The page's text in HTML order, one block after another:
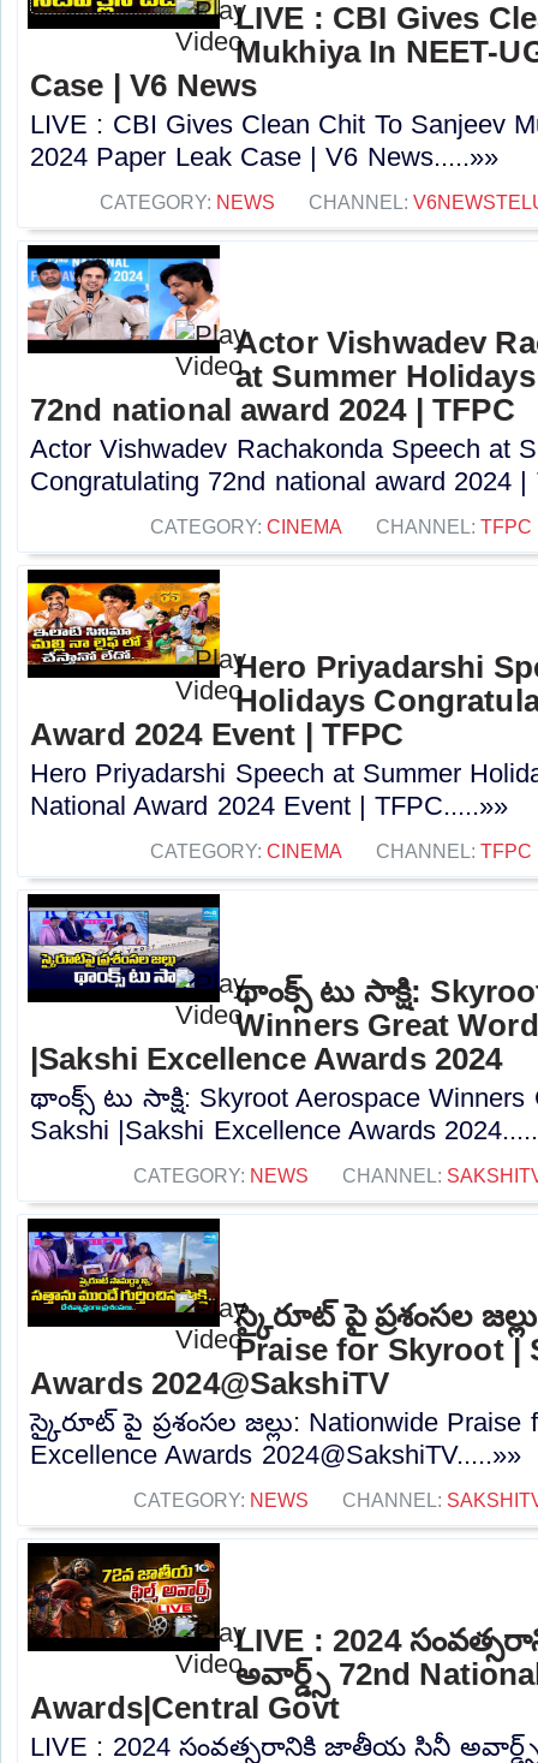
LIVE : CBI Gives
Mukhiya In NEET-
Case | V6 News
LIVE : CBI Gives Clean Chit To Sanjeev
2024 Paper Leak Case | V6 News.....»»
CATEGORY: NEWS CHANNEL:
Actor Vishwadev
at Summer
72nd national award 2024 | TFPC
Actor Vishwadev Rachakonda Speech at
Congratulating 72nd national award 2024 |
CATEGORY: CINEMA CHANNEL: TFPC
Hero Priyadarshi
Holidays
Award 2024 Event | TFPC
Hero Priyadarshi Speech at Summer
National Award 2024 Event | TFPC.....»»
CATEGORY: CINEMA CHANNEL: TFPC
థాంక్స్ టు సాక్షి:
Winners Great
|Sakshi Excellence Awards 2024
థాంక్స్ టు సాక్షి: Skyroot Aerospace Winners
Sakshi |Sakshi Excellence Awards
CATEGORY: NEWS CHANNEL:
స్కైరూట్‌ పై ప్రశంసల
Praise for Skyroot |
Awards 2024@SakshiTV
స్కైరూట్‌ పై ప్రశంసల జల్లు: Nationwide Praise
Excellence Awards 2024@SakshiTV.....»»
CATEGORY: NEWS CHANNEL:
LIVE : 2024
అవార్డ్స్‌ 72nd
Awards|Central Govt
LIVE : 2024 సంవత్సరానికి జాతీయ సినీ అవార్డ్స్‌